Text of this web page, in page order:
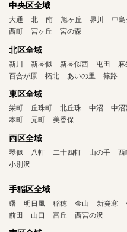
中央区全域
大通 北 南 旭ヶ丘 界川 中島
西町
宮ヶ丘 宮の森
北区全域
新川 新琴似 新琴似西 屯田 麻
百合が原
拓北 あいの里 篠路
東区全域
栄町 丘珠町 北丘珠 中沼 中沼
本町
元町 美香保
西区全域
琴似 八軒 二十四軒 山の手 西
小別沢
手稲区全域
曙 明日風 稲穂 金山 新発寒
前田
山口 富丘 西宮の沢